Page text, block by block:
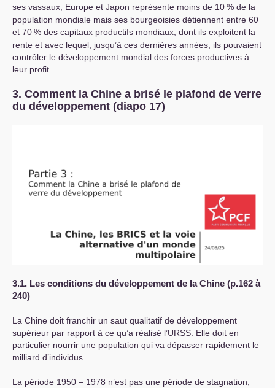
ses vassaux, Europe et Japon représente moins de 10% de la
population mondiale mais ses bourgeoisies détiennent entre 60
et 70% des capitaux productifs mondiaux, dont ils exploitent la
rente et avec lequel, jusqu’à ces dernières années, ils pouvaient
contrôler le développement mondial des forces productives à
leur profit.
3. Comment la Chine a brisé le plafond de verre
du développement (diapo 17)
3.1. Les conditions du développement de la Chine (p.162 à
240)
La Chine doit franchir un saut qualitatif de développement
supérieur par rapport à ce qu’a réalisé l’URSS . Elle doit en
particulier nourrir une population qui va dépasser rapidement le
milliard d’individus.
La période 1950 – 1978 n’est pas une période de stagnation,